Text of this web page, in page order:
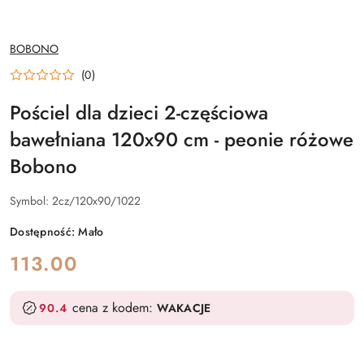
NAZWA
PRODUCENTA:
BOBONO
(0)
Pościel dla dzieci 2-częściowa
bawełniana 120x90 cm - peonie różowe
Bobono
Symbol: 2cz/120x90/1022
Dostępność:Mało
cena:
113.00
90.4 cena z kodem: WAKACJE